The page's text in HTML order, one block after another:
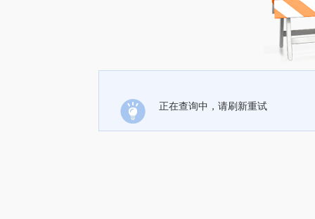
正在查询中，请刷新重试